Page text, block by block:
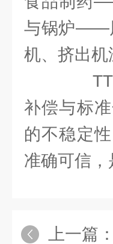
与锅炉——
机、挤出
补偿与标
的不稳定
准确可信
上一篇：